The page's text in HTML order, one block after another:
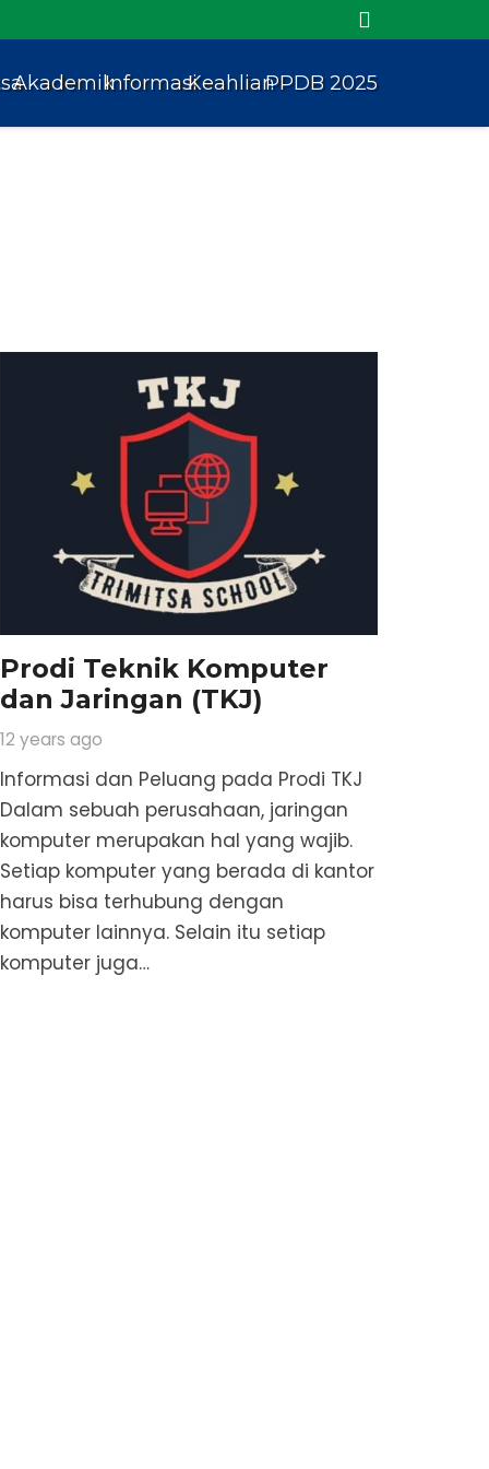
AkademikInformasiKeahlianPPDB 2025
Prodi Teknik Komputer
dan Jaringan (TKJ)
12 years ago
Informasi dan Peluang pada Prodi TKJ
Dalam sebuah perusahaan, jaringan
komputer merupakan hal yang wajib.
Setiap komputer yang berada di kantor
harus bisa terhubung dengan
komputer lainnya. Selain itu setiap
komputer juga…